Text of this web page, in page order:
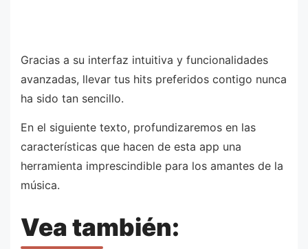
Gracias a su interfaz intuitiva y funcionalidades
avanzadas, llevar tus hits preferidos contigo nunca
ha sido tan sencillo.
En el siguiente texto, profundizaremos en las
características que hacen de esta app una
herramienta imprescindible para los amantes de la
música.
Vea también: